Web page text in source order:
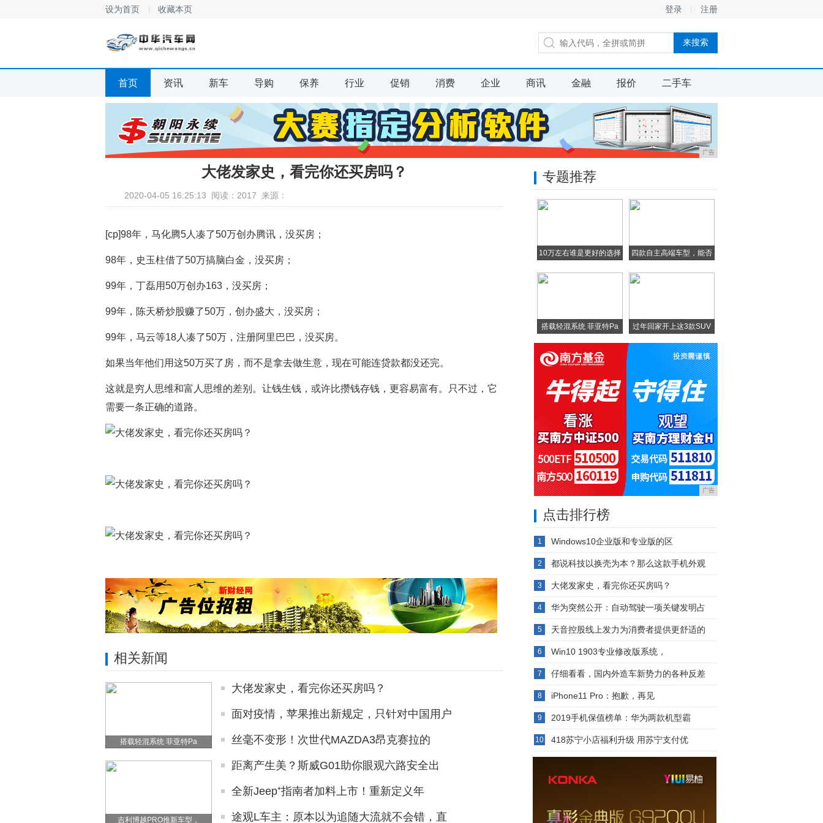
设为首页 收藏本页 登录 注册
首页 资讯 新车 导购 保养 行业 促销 消费 企业 商讯 金融 报价 二手车
广告
大佬发家史，看完你还买房吗？
2020-04-05 16:25:13 阅读：2017 来源：
[cp]98年，马化腾5人凑了50万创办腾讯，没买房；
98年，史玉柱借了50万搞脑白金，没买房；
99年，丁磊用50万创办163，没买房；
99年，陈天桥炒股赚了50万，创办盛大，没买房；
99年，马云等18人凑了50万，注册阿里巴巴，没买房。
如果当年他们用这50万买了房，而不是拿去做生意，现在可能连贷款都没还完。
这就是穷人思维和富人思维的差别。让钱生钱，或许比攒钱存钱，更容易富有。只不过，它
需要一条正确的道路。
相关新闻
搭载轻混系统 菲亚特Pa
吉利博越PRO推新车型，
大佬发家史，看完你还买房吗？
面对疫情，苹果推出新规定，只针对中国用户
丝毫不变形！次世代MAZDA3昂克赛拉的
距离产生美？斯威G01助你眼观六路安全出
全新Jeep⁺指南者加料上市！重新定义年
途观L车主：原本以为追随大流就不会错，直
专题推荐
10万左右谁是更好的选择
四款自主高端车型，能否
搭载轻混系统 菲亚特Pa 过年回家开上这3款SUV
广告
点击排行榜
1 Windows10企业版和专业版的区
2 都说科技以换壳为本？那么这款手机外观
3 大佬发家史，看完你还买房吗？
4 华为突然公开：自动驾驶一项关键发明占
5 天音控股线上发力为消费者提供更舒适的
6 Win10 1903专业修改版系统，
7 仔细看看，国内外造车新势力的各种反差
8 iPhone11 Pro：抱歉，再见
9 2019手机保值榜单：华为两款机型霸
10 418苏宁小店福利升级 用苏宁支付优